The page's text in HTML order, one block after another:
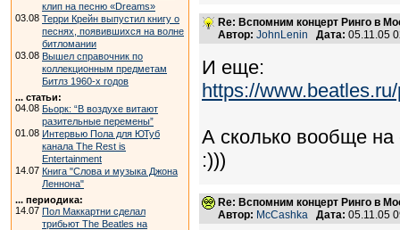
клип на песню «Dreams»
03.08 Терри Крейн выпустил книгу о
песнях, появившихся на волне
битломании
03.08 Вышел справочник по
коллекционным предметам
Битлз 1960-х годов
... статьи:
04.08 Бьорк: “В воздухе витают
разительные перемены”
01.08 Интервью Пола для ЮТуб
канала The Rest is
Entertainment
14.07 Книга "Слова и музыка Джона
Леннона"
... периодика:
14.07 Пол Маккартни сделал
трибьют The Beatles на
Re: Вспомним концерт Ринго в
Автор: JohnLenin Дата: 05.11.05
И еще:
https://
А сколько вообще на
:)))
Re: Вспомним концерт Ринго в
Автор: McCashka Дата: 05.11.05